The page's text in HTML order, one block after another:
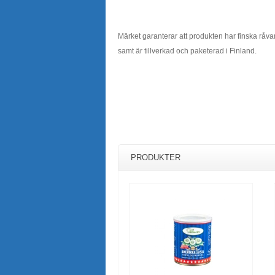
Märket garanterar att produkten har finska
samt är tillverkad och paketerad i Finland.
PRODUKTER